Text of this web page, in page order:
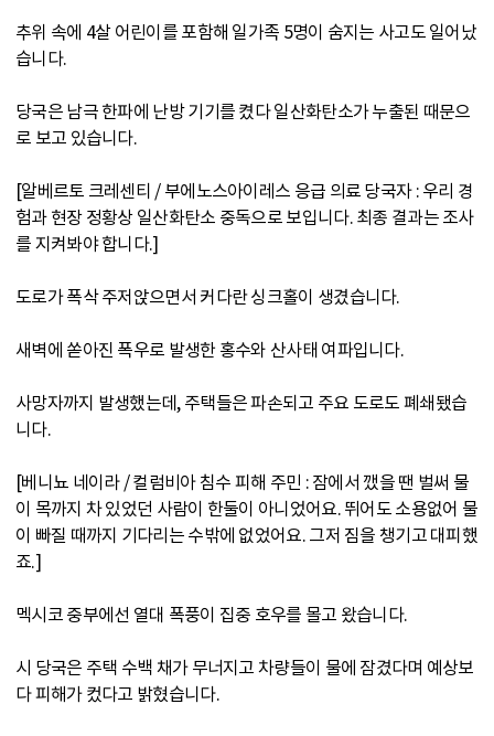
추위 속에 4살 어린이를 포함해 일가족 5명이 숨지는 사고도 일어났
습니다.
당국은 남극 한파에 난방 기기를 켰다 일산화탄소가 누출된 때문으
로 보고 있습니다.
[알베르토 크레센티 / 부에노스아이레스 응급 의료 당국자 : 우리 경
험과 현장 정황상 일산화탄소 중독으로 보입니다. 최종 결과는 조사
를 지켜봐야 합니다.]
도로가 폭삭 주저앉으면서 커다란 싱크홀이 생겼습니다.
새벽에 쏟아진 폭우로 발생한 홍수와 산사태 여파입니다.
사망자까지 발생했는데, 주택들은 파손되고 주요 도로도 폐쇄됐습
니다.
[베니뇨 네이라 / 컬럼비아 침수 피해 주민 : 잠에서 깼을 땐 벌써 물
이 목까지 차 있었던 사람이 한둘이 아니었어요. 뛰어도 소용없어 물
이 빠질 때까지 기다리는 수밖에 없었어요. 그저 짐을 챙기고 대피했
죠.]
멕시코 중부에선 열대 폭풍이 집중 호우를 몰고 왔습니다.
시 당국은 주택 수백 채가 무너지고 차량들이 물에 잠겼다며 예상보
다 피해가 컸다고 밝혔습니다.